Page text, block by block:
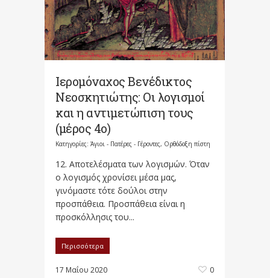
Ιερομόναχος Βενέδικτος
Νεοσκητιώτης: Οι λογισμοί
και η αντιμετώπιση τους
(μέρος 4ο)
Κατηγορίες: Άγιοι - Πατέρες - Γέροντες, Ορθόδοξη πίστη
12. Αποτελέσματα των λογισμών. Όταν
ο λογισμός χρονίσει μέσα μας,
γινόμαστε τότε δούλοι στην
προσπάθεια. Προσπάθεια είναι η
προσκόλλησις του...
Περισσότερα
17 Μαΐου 2020 0